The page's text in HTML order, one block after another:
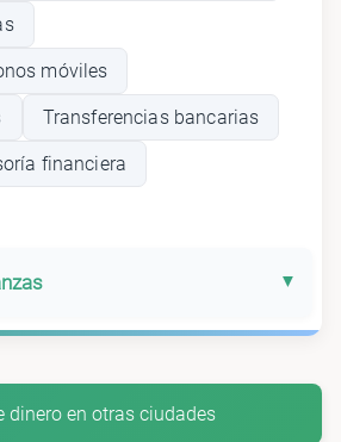
móviles
Transferencias bancarias
financiera
dinero en otras ciudades